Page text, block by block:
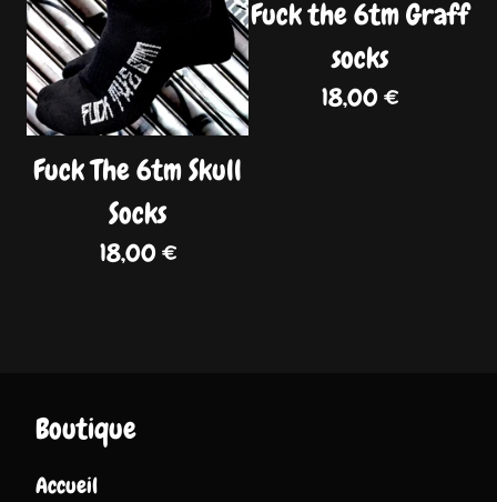
Fuck The 6tm Skull
Socks
18,00€
Fuck the 6tm Graff
socks
18,00€
Boutique
Accueil